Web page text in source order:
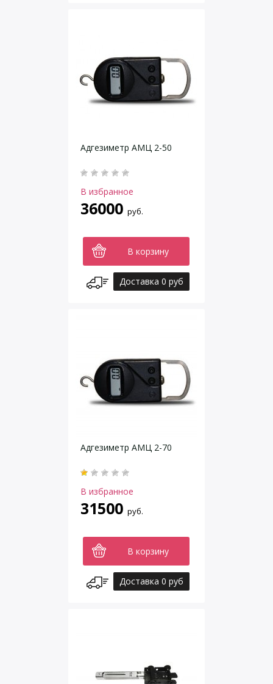
Адгезиметр АМЦ 2-50
В избранное
36000 руб.
В корзину
Доставка 0 руб
Адгезиметр АМЦ 2-70
В избранное
31500 руб.
В корзину
Доставка 0 руб